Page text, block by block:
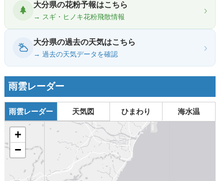
大分県の花粉予報はこちら
→ スギ・ヒノキ花粉飛散情報
›
大分県の過去の天気はこちら
→ 過去の天気データを確認
›
雨雲レーダー
雨雲レーダー 天気図 ひまわり 海水温
+
−